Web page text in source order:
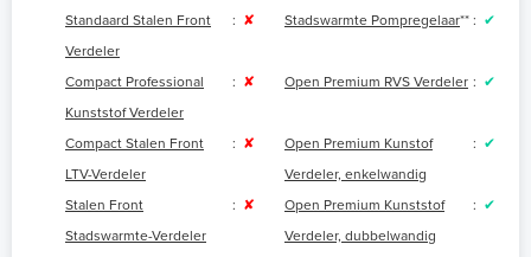
Standaard Stalen Front
Verdeler
: ✘ Stadswarmte Pompregelaar** : ✔
Compact Professional
Kunststof Verdeler
: ✘ Open Premium RVS Verdeler : ✔
Compact Stalen Front
LTV-Verdeler
: ✘
Open Premium Kunstof
Verdeler, enkelwandig
: ✔
Stalen Front
Stadswarmte-Verdeler
: ✘
Open Premium Kunststof
Verdeler, dubbelwandig
: ✔